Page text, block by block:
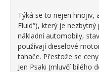
Týká se to nejen hnojiv,
Fluid“), který je
nákladní automobily,
používají dieselové
tahače. Přestože se
Jen Psaki (mluvčí bílého